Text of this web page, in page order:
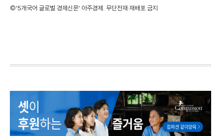
©'5개국어 글로벌 경제신문' 아주경제. 무단전재·재배포 금지